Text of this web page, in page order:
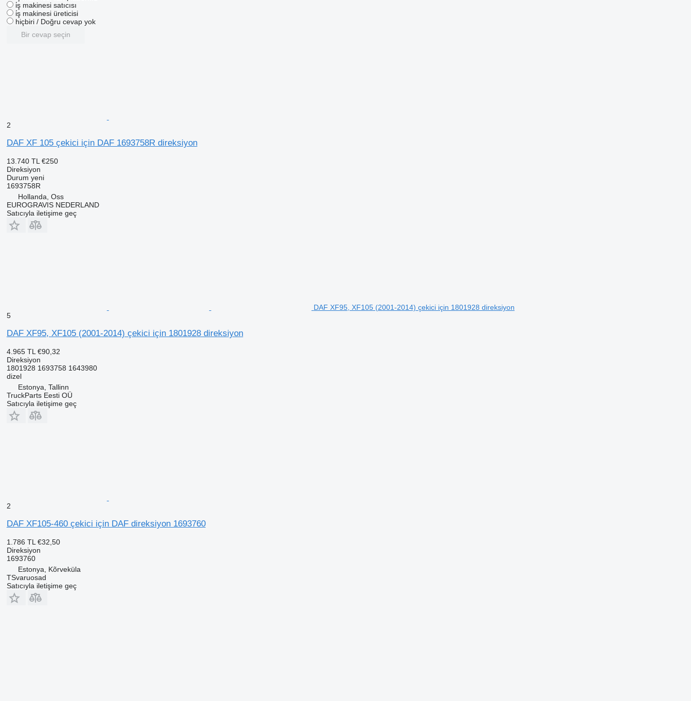
i̇ş makinesi satıcısı
i̇ş makinesi üreticisi
hiçbiri / Doğru cevap yok
Bir cevap seçin
2
DAF XF 105 çekici için DAF 1693758R direksiyon
13.740 TL €250
Direksiyon
Durum yeni
1693758R
Hollanda, Oss
EUROGRAVIS NEDERLAND
Satıcıyla iletişime geç
DAF XF95, XF105 (2001-2014) çekici için 1801928 direksiyon
5
DAF XF95, XF105 (2001-2014) çekici için 1801928 direksiyon
4.965 TL €90,32
Direksiyon
1801928 1693758 1643980
dizel
Estonya, Tallinn
TruckParts Eesti OÜ
Satıcıyla iletişime geç
2
DAF XF105-460 çekici için DAF direksiyon 1693760
1.786 TL €32,50
Direksiyon
1693760
Estonya, Kõrveküla
TSvaruosad
Satıcıyla iletişime geç